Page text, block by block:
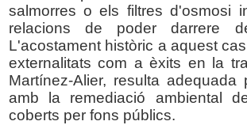
salmorres o els filtres d'osmosi
relacions de poder darrere
L'acostament històric a aquest
externalitats com a èxits en la
Martínez-Alier, resulta
amb la remediació ambiental
coberts per fons públics.